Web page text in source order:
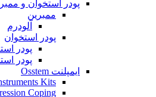
پودر استخوان و
ممبرین
آلودرم
پودر استخوان
پودر
پودر
ایمپلنت Osstem
Kits
Coping